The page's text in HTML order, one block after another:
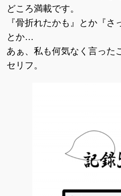
どころ満載です。
『骨折れたかも』とか『さ
とか…
あぁ、私も何気なく言った
セリフ。